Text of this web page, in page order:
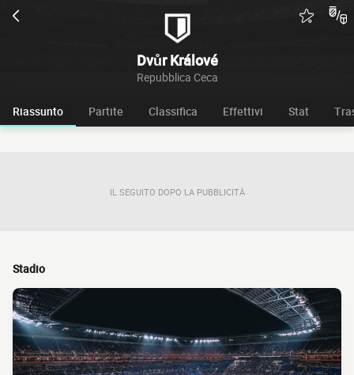
Dvůr Králové
Repubblica Ceca
Riassunto Partite Classifica Effettivi Stat
IL SEGUITO DOPO LA PUBBLICITÀ
Stadio